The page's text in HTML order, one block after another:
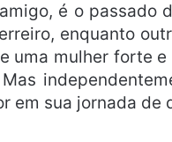
é o passado
enquanto
uma mulher forte
em sua jornada